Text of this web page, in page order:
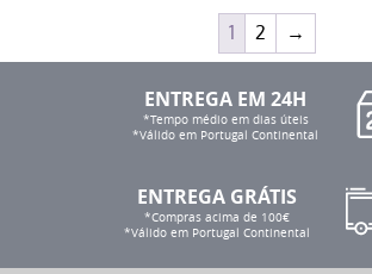
1 2 →
ENTREGA EM 24H
*Tempo médio em dias úteis
*Válido em Portugal Continental
ENTREGA GRÁTIS
*Compras acima de 100€
*Válido em Portugal Continental